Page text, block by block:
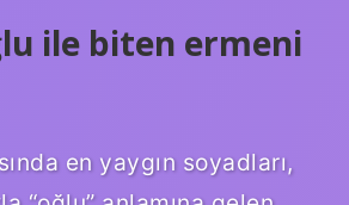
ile biten ermeni
en yaygın soyadları,